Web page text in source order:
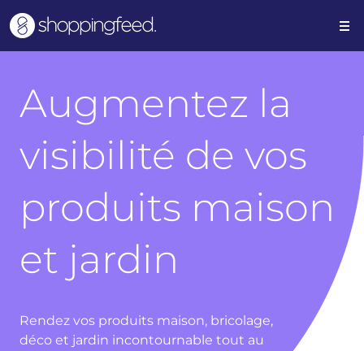
Augmentez la
visibilité de vos
produits maison
et jardin
Rendez vos produits maison, bricolage,
déco et jardin incontournable tout au